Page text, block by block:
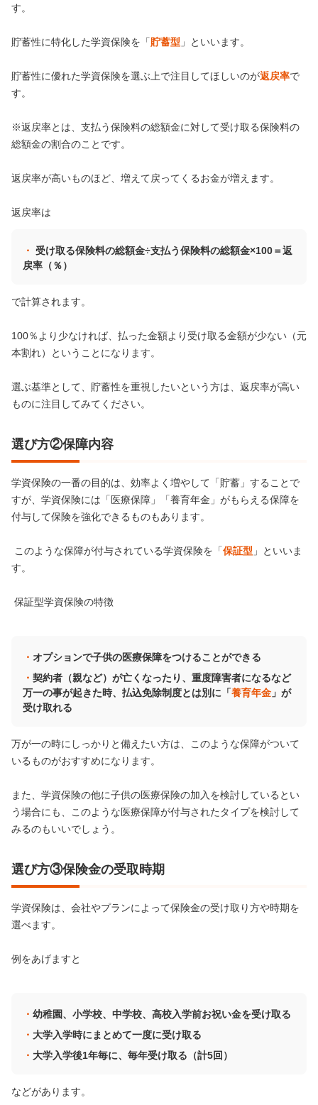
す。
貯蓄性に特化した学資保険を「貯蓄型 」といいます。
貯蓄性に優れた学資保険を選ぶ上で注目してほしいのが返戻率で
す。
※返戻率とは、支払う保険料の総額金に対して受け取る保険料の
総額金の割合のことです。
返戻率が高いものほど、増えて戻ってくるお金が増えます。
返戻率は
受け取る保険料の総額金÷支払う保険料の総額金×100＝返
戻率（％）
で計算されます。
100％より少なければ、払った金額より受け取る金額が少ない（元
本割れ）ということになります。
選ぶ基準として、貯蓄性を重視したいという方は、返戻率が高い
ものに注目してみてください。
選び方②保障内容
学資保険の一番の目的は、効率よく増やして「貯蓄」することで
すが、学資保険には「医療保障」「養育年金」がもらえる保障を
付与して保険を強化できるものもあります。
このような保障が付与されている学資保険を「保証型 」といいま
す。
保証型学資保険の特徴
オプションで子供の医療保障をつけることができる
契約者（親など）が亡くなったり、重度障害者になるなど
万一の事が起きた時、払込免除制度とは別に「養育年金 」が
受け取れる
万が一の時にしっかりと備えたい方は、このような保障がついて
いるものがおすすめになります。
また、学資保険の他に子供の医療保険の加入を検討しているとい
う場合にも、このような医療保障が付与されたタイプを検討して
みるのもいいでしょう。
選び方③保険金の受取時期
学資保険は、会社やプランによって保険金の受け取り方や時期を
選べます。
例をあげますと
幼稚園、小学校、中学校、高校入学前お祝い金を受け取る
大学入学時にまとめて一度に受け取る
大学入学後1年毎に、毎年受け取る（計5回）
などがあります。